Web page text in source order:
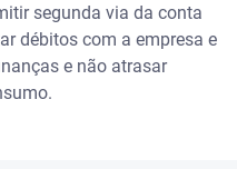
segunda via da conta
débitos com a empresa e
e não atrasar